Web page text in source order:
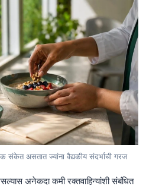
संकेत असतात ज्यांना वैद्यकीय संदर्भाची गरज
अनेकदा कमी रक्तवाहिन्यांशी संबंधित